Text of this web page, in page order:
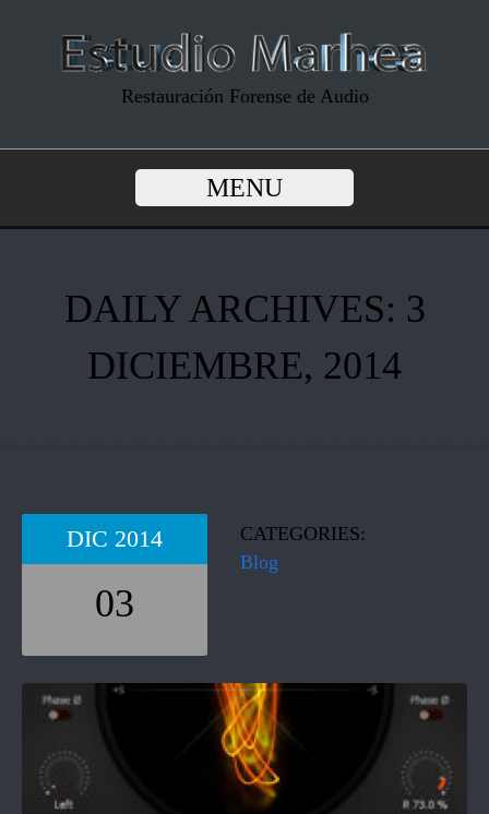
Restauración Forense de Audio
MENU
DAILY ARCHIVES: 3
DICIEMBRE, 2014
DIC 2014
03
CATEGORIES:
Blog